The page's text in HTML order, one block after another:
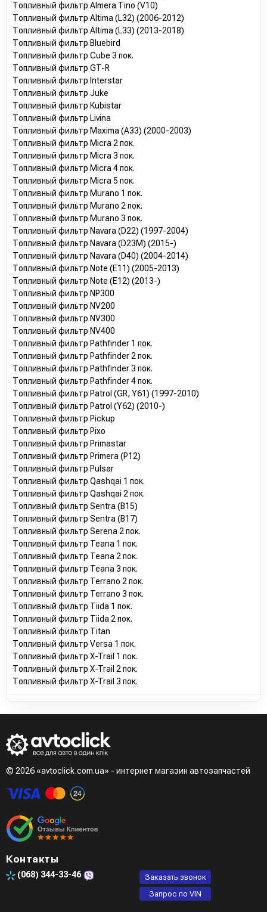
Топливный фильтр Almera Tino (V10)
Топливный фильтр Altima (L32) (2006-2012)
Топливный фильтр Altima (L33) (2013-2018)
Топливный фильтр Bluebird
Топливный фильтр Cube 3 пок.
Топливный фильтр GT-R
Топливный фильтр Interstar
Топливный фильтр Juke
Топливный фильтр Kubistar
Топливный фильтр Livina
Топливный фильтр Maxima (A33) (2000-2003)
Топливный фильтр Micra 2 пок.
Топливный фильтр Micra 3 пок.
Топливный фильтр Micra 4 пок.
Топливный фильтр Micra 5 пок.
Топливный фильтр Murano 1 пок.
Топливный фильтр Murano 2 пок.
Топливный фильтр Murano 3 пок.
Топливный фильтр Navara (D22) (1997-2004)
Топливный фильтр Navara (D23M) (2015-)
Топливный фильтр Navara (D40) (2004-2014)
Топливный фильтр Note (E11) (2005-2013)
Топливный фильтр Note (E12) (2013-)
Топливный фильтр NP300
Топливный фильтр NV200
Топливный фильтр NV300
Топливный фильтр NV400
Топливный фильтр Pathfinder 1 пок.
Топливный фильтр Pathfinder 2 пок.
Топливный фильтр Pathfinder 3 пок.
Топливный фильтр Pathfinder 4 пок.
Топливный фильтр Patrol (GR, Y61) (1997-2010)
Топливный фильтр Patrol (Y62) (2010-)
Топливный фильтр Pickup
Топливный фильтр Pixo
Топливный фильтр Primastar
Топливный фильтр Primera (P12)
Топливный фильтр Pulsar
Топливный фильтр Qashqai 1 пок.
Топливный фильтр Qashqai 2 пок.
Топливный фильтр Sentra (B15)
Топливный фильтр Sentra (B17)
Топливный фильтр Serena 2 пок.
Топливный фильтр Teana 1 пок.
Топливный фильтр Teana 2 пок.
Топливный фильтр Teana 3 пок.
Топливный фильтр Terrano 2 пок.
Топливный фильтр Terrano 3 пок.
Топливный фильтр Tiida 1 пок.
Топливный фильтр Tiida 2 пок.
Топливный фильтр Titan
Топливный фильтр Versa 1 пок.
Топливный фильтр X-Trail 1 пок.
Топливный фильтр X-Trail 2 пок.
Топливный фильтр X-Trail 3 пок.
© 2026 «avtoclick.com.ua» - интернет магазин автозапчастей
Контакты
(068) 344-33-46
Заказать звонок
Запрос по VIN